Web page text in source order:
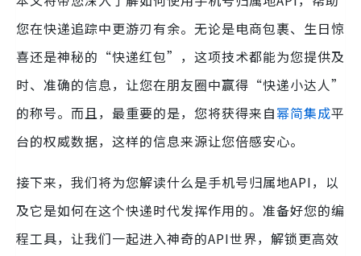
您在快递追踪中更游刃有余。无论是电商包裹、生日惊
喜还是神秘的“快递红包”，这项技术都能为您提供及
时、准确的信息，让您在朋友圈中赢得“快递小达人”
的称号。而且，最重要的是，您将获得来自幂简集成平
台的权威数据，这样的信息来源让您倍感安心。
接下来，我们将为您解读什么是手机号归属地API，以
及它是如何在这个快递时代发挥作用的。准备好您的编
程工具，让我们一起进入神奇的API世界，解锁更高效